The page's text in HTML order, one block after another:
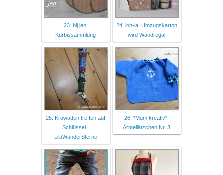
23. bij jen:
Kürbissammlung
24. loh-la: Umzugskarton
wird Wandregal
25. Krawatten treffen auf
Schlüssel |
LilaWunderSterne
26. *Mum kreativ*:
Ärmellätzchen Nr. 3